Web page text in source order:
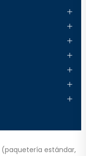
(paquetería estándar,